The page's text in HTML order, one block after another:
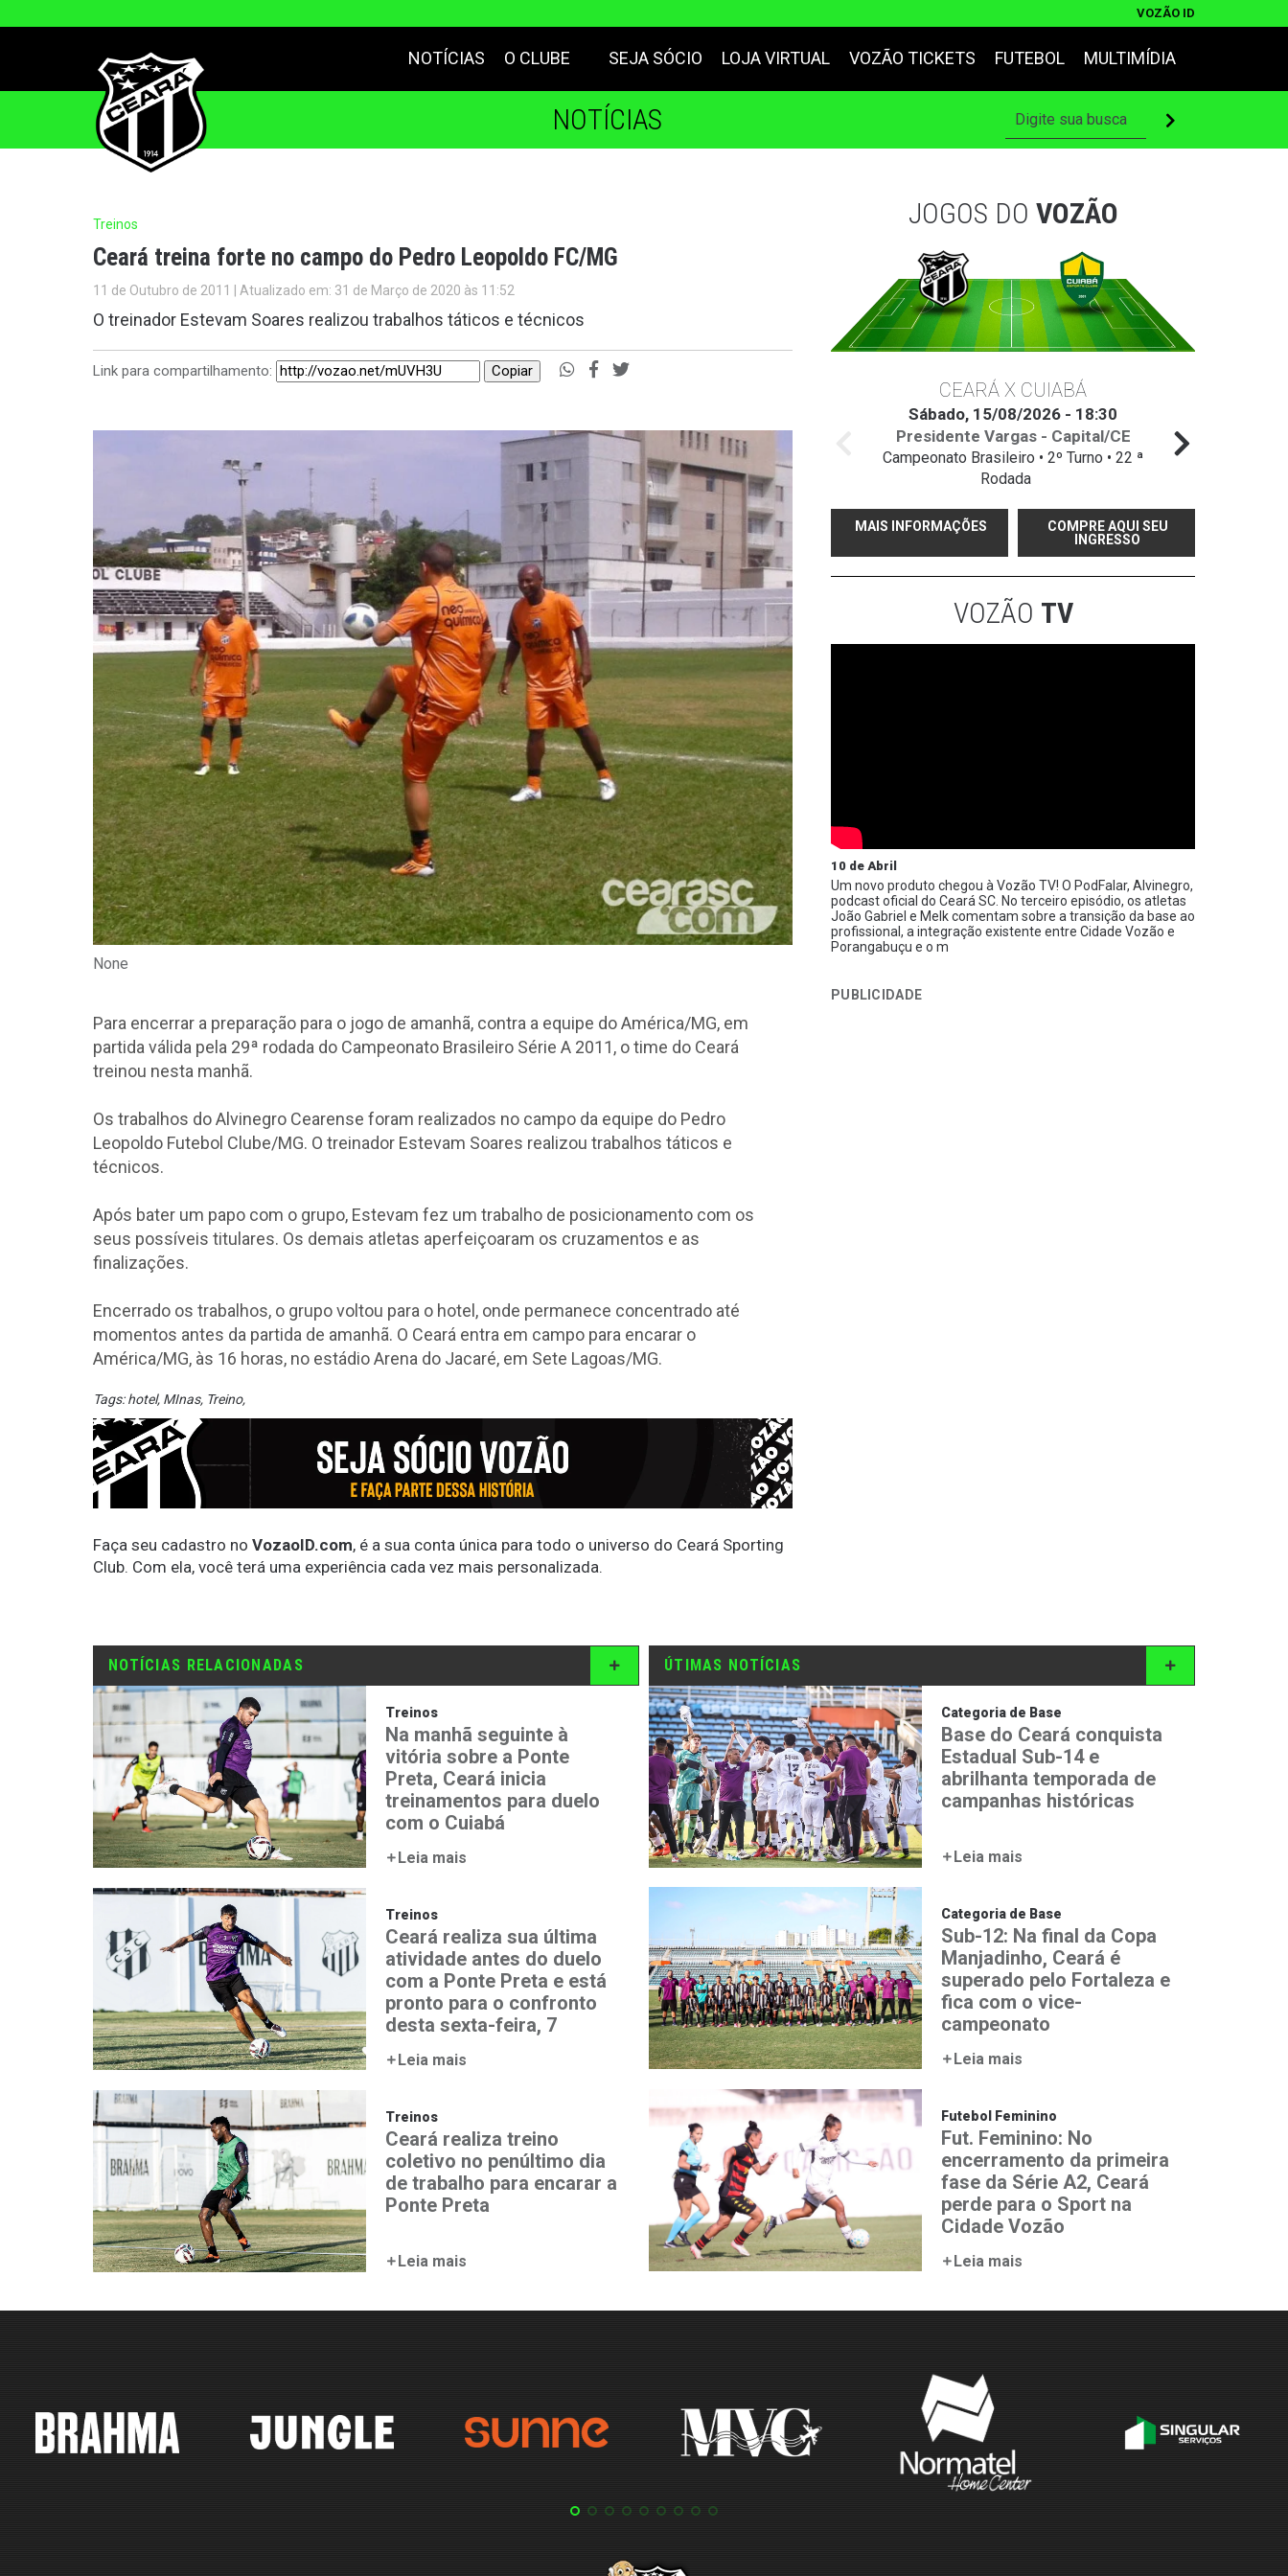
VOZÃO ID
NOTÍCIAS O CLUBE SEJA SÓCIO LOJA VIRTUAL VOZÃO TICKETS FUTEBOL MULTIMÍDIA
NOTÍCIAS
Treinos
Ceará treina forte no campo do Pedro Leopoldo FC/MG
11 de Outubro de 2011 | Atualizado em: 31 de Março de 2020 às 11:52
O treinador Estevam Soares realizou trabalhos táticos e técnicos
Link para compartilhamento: Copiar
None
Para encerrar a preparação para o jogo de amanhã, contra a equipe do América/MG, em
partida válida pela 29ª rodada do Campeonato Brasileiro Série A 2011, o time do Ceará
treinou nesta manhã.
Os trabalhos do Alvinegro Cearense foram realizados no campo da equipe do Pedro
Leopoldo Futebol Clube/MG. O treinador Estevam Soares realizou trabalhos táticos e
técnicos.
Após bater um papo com o grupo, Estevam fez um trabalho de posicionamento com os
seus possíveis titulares. Os demais atletas aperfeiçoaram os cruzamentos e as
finalizações.
Encerrado os trabalhos, o grupo voltou para o hotel, onde permanece concentrado até
momentos antes da partida de amanhã. O Ceará entra em campo para encarar o
América/MG, às 16 horas, no estádio Arena do Jacaré, em Sete Lagoas/MG.
Tags:hotel, MInas, Treino,
Faça seu cadastro no VozaoID.com, é a sua conta única para todo o universo do Ceará Sporting
Club. Com ela, você terá uma experiência cada vez mais personalizada.
JOGOS DO VOZÃO
CEARÁ X CUIABÁ
Sábado, 15/08/2026 - 18:30
Presidente Vargas - Capital/CE
Campeonato Brasileiro • 2º Turno • 22 ª
Rodada
MAIS INFORMAÇÕES
COMPRE AQUI SEU
INGRESSO
VOZÃO TV
10 de Abril
Um novo produto chegou à Vozão TV! O PodFalar, Alvinegro,
podcast oficial do Ceará SC. No terceiro episódio, os atletas
João Gabriel e Melk comentam sobre a transição da base ao
profissional, a integração existente entre Cidade Vozão e
Porangabuçu e o m
PUBLICIDADE
NOTÍCIAS RELACIONADAS
Treinos
Na manhã seguinte à
vitória sobre a Ponte
Preta, Ceará inicia
treinamentos para duelo
com o Cuiabá
Leia mais
Treinos
Ceará realiza sua última
atividade antes do duelo
com a Ponte Preta e está
pronto para o confronto
desta sexta-feira, 7
Leia mais
Treinos
Ceará realiza treino
coletivo no penúltimo dia
de trabalho para encarar a
Ponte Preta
Leia mais
ÚTIMAS NOTÍCIAS
Categoria de Base
Base do Ceará conquista
Estadual Sub-14 e
abrilhanta temporada de
campanhas históricas
Leia mais
Categoria de Base
Sub-12: Na final da Copa
Manjadinho, Ceará é
superado pelo Fortaleza e
fica com o vice-
campeonato
Leia mais
Futebol Feminino
Fut. Feminino: No
encerramento da primeira
fase da Série A2, Ceará
perde para o Sport na
Cidade Vozão
Leia mais